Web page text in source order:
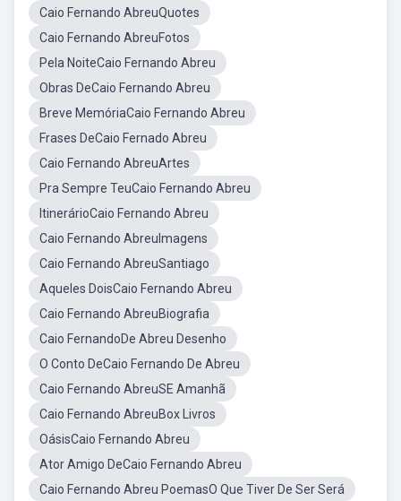
Caio Fernando AbreuQuotes
Caio Fernando AbreuFotos
Pela NoiteCaio Fernando Abreu
Obras DeCaio Fernando Abreu
Breve MemóriaCaio Fernando Abreu
Frases DeCaio Fernado Abreu
Caio Fernando AbreuArtes
Pra Sempre TeuCaio Fernando Abreu
ItinerárioCaio Fernando Abreu
Caio Fernando AbreuImagens
Caio Fernando AbreuSantiago
Aqueles DoisCaio Fernando Abreu
Caio Fernando AbreuBiografia
Caio FernandoDe Abreu Desenho
O Conto DeCaio Fernando De Abreu
Caio Fernando AbreuSE Amanhã
Caio Fernando AbreuBox Livros
OásisCaio Fernando Abreu
Ator Amigo DeCaio Fernando Abreu
Caio Fernando Abreu PoemasO Que Tiver De Ser Será